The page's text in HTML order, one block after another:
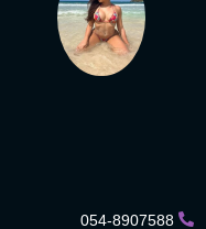
054-8907588